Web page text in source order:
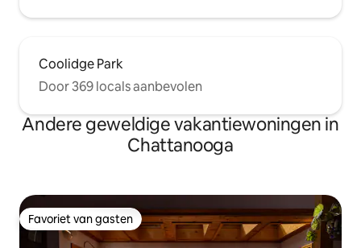
Coolidge Park
Door 369 locals aanbevolen
Andere geweldige vakantiewoningen in
Chattanooga
Favoriet van gasten
Favoriet van gasten